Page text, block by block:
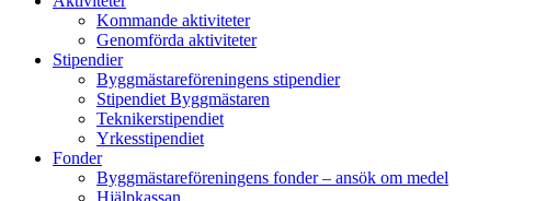
Kommande aktiviteter
Genomförda aktiviteter
Stipendier
Byggmästareföreningens stipendier
Stipendiet Byggmästaren
Teknikerstipendiet
Yrkesstipendiet
Fonder
Byggmästareföreningens fonder – ansök om medel
Hjälpkassan